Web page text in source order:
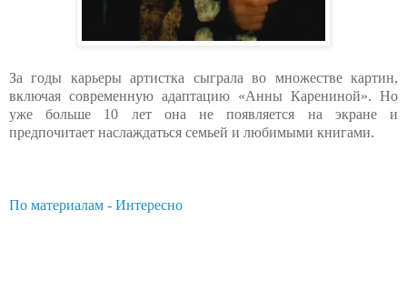
За годы карьеры артистка сыграла во множестве картин,
включая современную адаптацию «Анны Карениной». Но
уже больше 10 лет она не появляется на экране и
предпочитает наслаждаться семьей и любимыми книгами.
По материалам - Интересно